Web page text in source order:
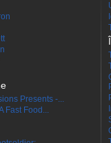
Presents -...
Fast Food...